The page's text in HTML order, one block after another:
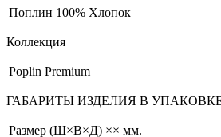
Поплин 100% Хлопок
Коллекция
Poplin Premium
ГАБАРИТЫ ИЗДЕЛИЯ В
Размер (Ш×В×Д) ×× мм.